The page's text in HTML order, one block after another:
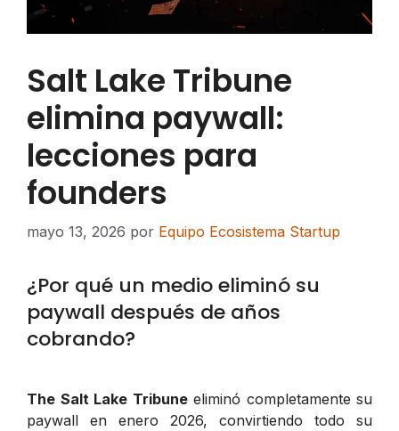
Salt Lake Tribune
elimina paywall:
lecciones para
founders
mayo 13, 2026 por Equipo Ecosistema Startup
¿Por qué un medio eliminó su
paywall después de años
cobrando?
The Salt Lake Tribuneeliminó completamente su
paywall en enero 2026, convirtiendo todo su